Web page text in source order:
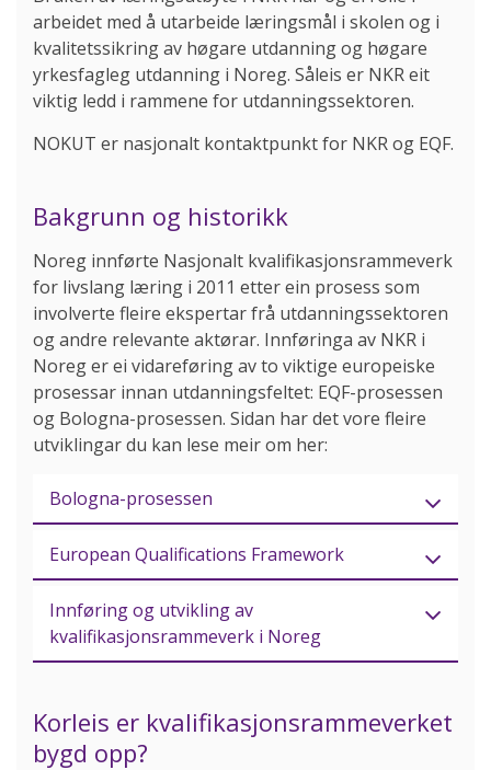
arbeidet med å utarbeide læringsmål i skolen og i
kvalitetssikring av høgare utdanning og høgare
yrkesfagleg utdanning i Noreg. Såleis er NKR eit
viktig ledd i rammene for utdanningssektoren.
NOKUT er nasjonalt kontaktpunkt for NKR og EQF.
Bakgrunn og historikk
Noreg innførte Nasjonalt kvalifikasjonsrammeverk
for livslang læring i 2011 etter ein prosess som
involverte fleire ekspertar frå utdanningssektoren
og andre relevante aktørar. Innføringa av NKR i
Noreg er ei vidareføring av to viktige europeiske
prosessar innan utdanningsfeltet: EQF-prosessen
og Bologna-prosessen. Sidan har det vore fleire
utviklingar du kan lese meir om her:
Bologna-prosessen
European Qualifications Framework
Innføring og utvikling av
kvalifikasjonsrammeverk i Noreg
Korleis er kvalifikasjonsrammeverket
bygd opp?